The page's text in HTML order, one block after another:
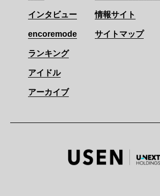
インタビュー
encoremode
ランキング
アイドル
アーカイブ
情報サイト
サイトマップ